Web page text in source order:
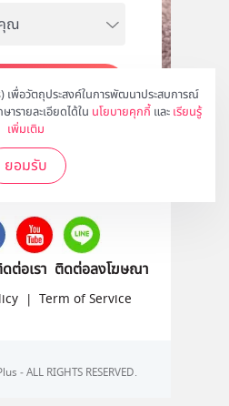
พื่อวัตถุประสงค์ในการพัฒนาประสบการณ์
รายละเอียดได้ใน นโยบายคุกกี้ และ เรียนรู้
เพิ่มเติม
ยอมรับ
สมัคร
ามเราได้ที่
ต่อเรา ติดต่อลงโฆษณา
| Term of Service
- ALL RIGHTS RESERVED.